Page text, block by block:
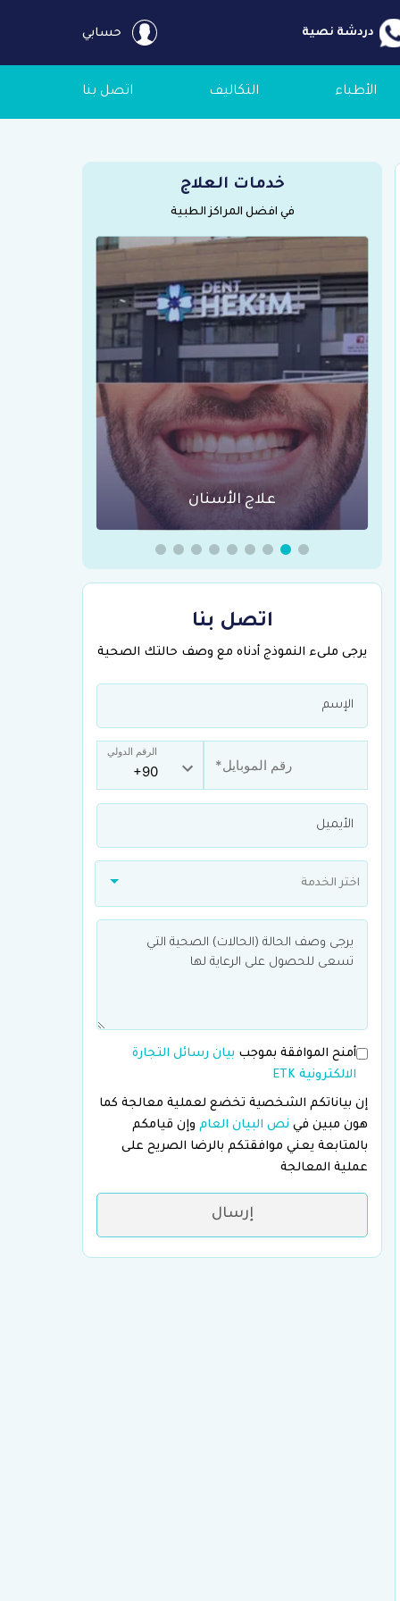
دردشة نصية حسابي
الأطباء التكاليف اتصل بنا
خدمات العلاج
في افضل المراكز الطبية
عمليات السمنة في تركيا
اتصل بنا
يرجى ملىء النموذج أدناه مع وصف حالتك الصحية
الرقم الدولي
اختر الخدمة
أمنح الموافقة بموجب بيان رسائل التجارة
الالكترونية ETK
إن بياناتكم الشخصية تخضع لعملية معالجة كما
هون مبين في نص البيان العام وإن قيامكم
بالمتابعة يعني موافقتكم بالرضا الصريح على
عملية المعالجة
إرسال